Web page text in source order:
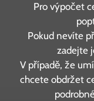
Pro výpočet
Pokud nevíte
zadejte
V případě, že
chcete obdržet